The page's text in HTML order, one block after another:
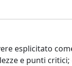
esplicitato
e punti critici;